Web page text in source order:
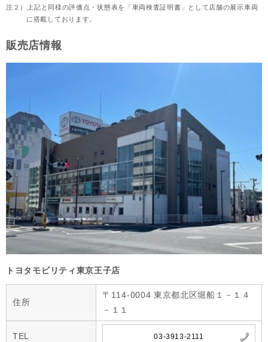
注２）
上記と同様の評価点・状態表を「車両検査証明書」として店舗の展示車両
に搭載しております。
販売店情報
トヨタモビリティ東京王子店
住所
〒114-0004 東京都北区堀船１－１４
－１１
TEL 03-3913-2111